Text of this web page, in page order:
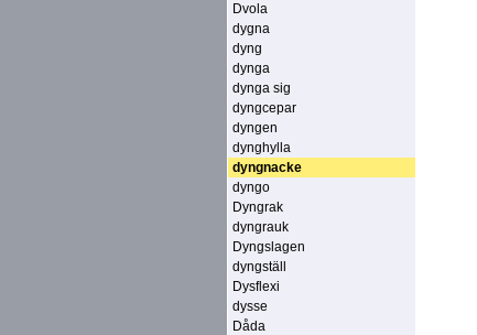
Dvola
dygna
dyng
dynga
dynga sig
dyngcepar
dyngen
dynghylla
dyngnacke
dyngo
Dyngrak
dyngrauk
Dyngslagen
dyngställ
Dysflexi
dysse
Dåda